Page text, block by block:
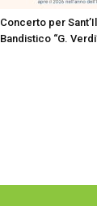
Concerto per
Bandistico “G.